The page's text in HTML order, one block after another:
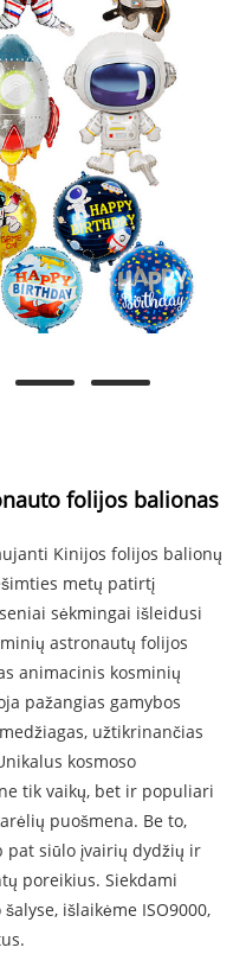
folijos balionas
Kinijos folijos balionų
metų patirtį
sėkmingai išleidusi
astronautų folijos
animacinis kosminių
pažangias gamybos
užtikrinančias
kosmoso
tik vaikų, bet ir populiari
puošmena. Be to,
pat siūlo įvairių dydžių ir
poreikius. Siekdami
išlaikėme ISO9000,